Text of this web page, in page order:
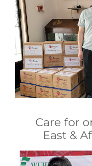
Care for
East &